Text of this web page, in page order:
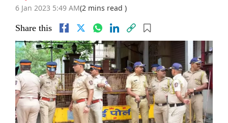
6 Jan 2023 5:49 AM(2 mins read )
Share this